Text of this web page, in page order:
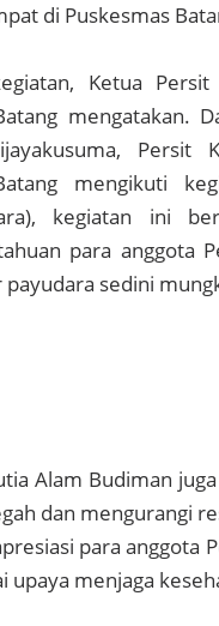
di Puskesmas
Ketua
mengatakan.
Persit
mengikuti
kegiatan ini
para anggota
payudara sedini
Alam Budiman
dan mengurangi
para anggota
upaya menjaga